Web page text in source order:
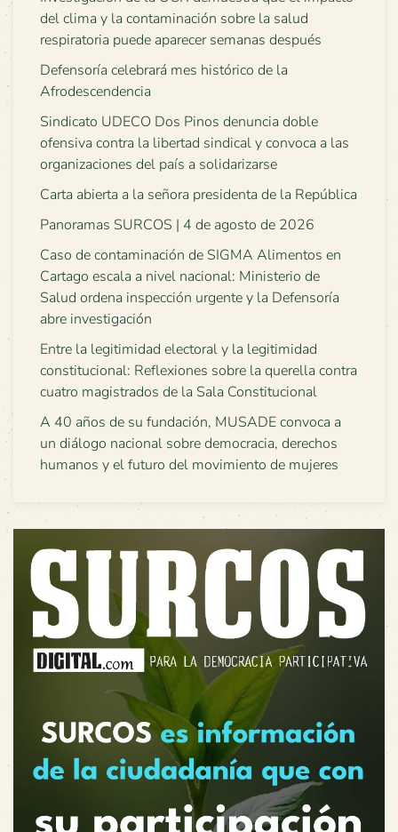
del clima y la contaminación sobre la salud
respiratoria puede aparecer semanas después
Defensoría celebrará mes histórico de la
Afrodescendencia
Sindicato UDECO Dos Pinos denuncia doble
ofensiva contra la libertad sindical y convoca a las
organizaciones del país a solidarizarse
Carta abierta a la señora presidenta de la República
Panoramas SURCOS | 4 de agosto de 2026
Caso de contaminación de SIGMA Alimentos en
Cartago escala a nivel nacional: Ministerio de
Salud ordena inspección urgente y la Defensoría
abre investigación
Entre la legitimidad electoral y la legitimidad
constitucional: Reflexiones sobre la querella contra
cuatro magistrados de la Sala Constitucional
A 40 años de su fundación, MUSADE convoca a
un diálogo nacional sobre democracia, derechos
humanos y el futuro del movimiento de mujeres